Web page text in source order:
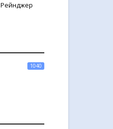
Рейнджер
1040